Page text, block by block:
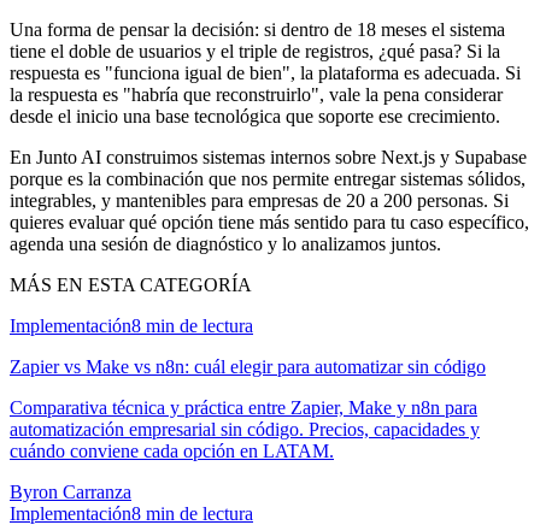
Una forma de pensar la decisión: si dentro de 18 meses el sistema
tiene el doble de usuarios y el triple de registros, ¿qué pasa? Si la
respuesta es "funciona igual de bien", la plataforma es adecuada. Si
la respuesta es "habría que reconstruirlo", vale la pena considerar
desde el inicio una base tecnológica que soporte ese crecimiento.
En Junto AI construimos sistemas internos sobre Next.js y Supabase
porque es la combinación que nos permite entregar sistemas sólidos,
integrables, y mantenibles para empresas de 20 a 200 personas. Si
quieres evaluar qué opción tiene más sentido para tu caso específico,
agenda una sesión de diagnóstico y lo analizamos juntos.
MÁS EN ESTA CATEGORÍA
Implementación8 min de lectura
Zapier vs Make vs n8n: cuál elegir para automatizar sin código
Comparativa técnica y práctica entre Zapier, Make y n8n para
automatización empresarial sin código. Precios, capacidades y
cuándo conviene cada opción en LATAM.
Byron Carranza
Implementación8 min de lectura